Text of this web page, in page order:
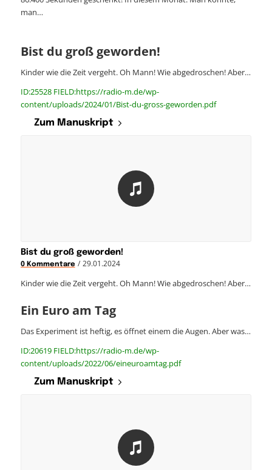
man…
Bist du groß geworden!
Kinder wie die Zeit vergeht. Oh Mann! Wie abgedroschen! Aber…
ID:25528 FIELD:https://radio-m.de/wp-
content/uploads/2024/01/Bist-du-gross-geworden.pdf
Zum Manuskript
Bist du groß geworden!
0 Kommentare / 29.01.2024
Kinder wie die Zeit vergeht. Oh Mann! Wie abgedroschen! Aber…
Ein Euro am Tag
Das Experiment ist heftig, es öffnet einem die Augen. Aber was…
ID:20619 FIELD:https://radio-m.de/wp-
content/uploads/2022/06/eineuroamtag.pdf
Zum Manuskript